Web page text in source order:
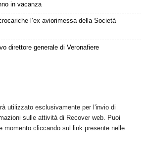
in vacanza
l’ex aviorimessa della Società
direttore generale di Veronafiere
utilizzato esclusivamente per l'invio di
sulle attività di Recover web. Puoi
momento cliccando sul link presente nelle